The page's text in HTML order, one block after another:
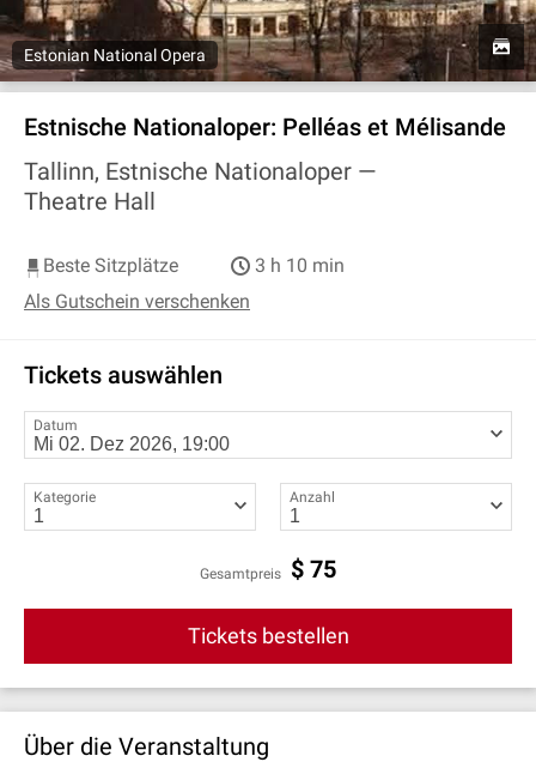
Estonian National Opera
Estnische Nationaloper: Pelléas et Mélisande
Tallinn, Estnische Nationaloper —
Theatre Hall
Beste Sitzplätze
3 h 10 min
Als Gutschein verschenken
Tickets auswählen
Datum
Kategorie Anzahl
Gesamtpreis $ 75
Tickets bestellen
Über die Veranstaltung